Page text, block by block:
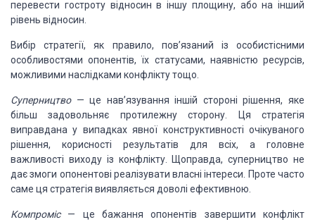
перевести гостроту відносин в іншу площину, або на інший
рівень відносин.
Вибір стратегії, як правило, пов’язаний із особистісними
особливостями опонентів, їх статусами, наявністю ресурсів,
можливими наслідками конфлікту тощо.
Суперництво— це нав’язування іншій стороні рішення, яке
більш задовольняє протилежну сторону. Ця стратегія
виправдана у випадках явної конструктивності очікуваного
рішення, корисності результатів для всіх, а головне
важливості виходу із конфлікту. Щоправда, суперництво не
дає змоги опонентові реалізувати власні інтереси. Проте часто
саме ця стратегія виявляється доволі ефективною.
Компроміс— це бажання опонентів завершити конфлікт